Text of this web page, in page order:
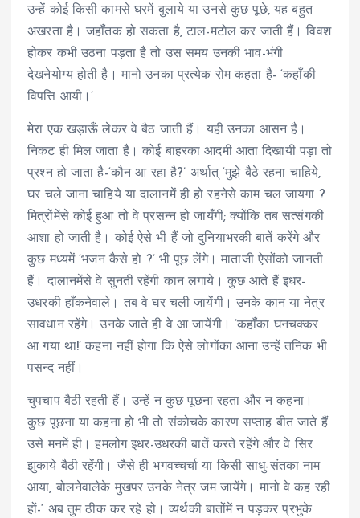
उन्हें कोई किसी कामसे घरमें बुलाये या उनसे कुछ पूछे, यह बहुत
अखरता है। जहाँतक हो सकता है, टाल-मटोल कर जाती हैं। विवश
होकर कभी उठना पड़ता है तो उस समय उनकी भाव-भंगी
देखनेयोग्य होती है। मानो उनका प्रत्येक रोम कहता है- ‘कहाँकी
विपत्ति आयी।’
मेरा एक खड़ाऊँ लेकर वे बैठ जाती हैं। यही उनका आसन है।
निकट ही मिल जाता है। कोई बाहरका आदमी आता दिखायी पड़ा तो
प्रश्न हो जाता है-‘कौन आ रहा है?’ अर्थात् ‘मुझे बैठे रहना चाहिये,
घर चले जाना चाहिये या दालानमें ही हो रहनेसे काम चल जायगा ?
मित्रोंमेंसे कोई हुआ तो वे प्रसन्न हो जायँगी; क्योंकि तब सत्संगकी
आशा हो जाती है। कोई ऐसे भी हैं जो दुनियाभरकी बातें करेंगे और
कुछ मध्यमें ‘भजन कैसे हो ?’ भी पूछ लेंगे। माताजी ऐसोंको जानती
हैं। दालानमेंसे वे सुनती रहेंगी कान लगाये। कुछ आते हैं इधर-
उधरकी हाँकनेवाले। तब वे घर चली जायेंगी। उनके कान या नेत्र
सावधान रहेंगे। उनके जाते ही वे आ जायेंगी। ‘कहाँका घनचक्कर
आ गया था!’ कहना नहीं होगा कि ऐसे लोगोंका आना उन्हें तनिक भी
पसन्द नहीं।
चुपचाप बैठी रहती हैं। उन्हें न कुछ पूछना रहता और न कहना।
कुछ पूछना या कहना हो भी तो संकोचके कारण सप्ताह बीत जाते हैं
उसे मनमें ही। हमलोग इधर-उधरकी बातें करते रहेंगे और वे सिर
झुकाये बैठी रहेंगी। जैसे ही भगवच्चर्चा या किसी साधु-संतका नाम
आया, बोलनेवालेके मुखपर उनके नेत्र जम जायेंगे। मानो वे कह रही
हों-‘ अब तुम ठीक कर रहे हो। व्यर्थकी बातोंमें न पड़कर प्रभुके